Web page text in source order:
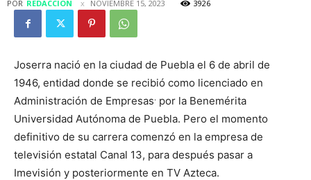
POR REDACCION NOVIEMBRE 15, 2023 3926
Joserra nació en la ciudad de Puebla el 6 de abril de
1946, entidad donde se recibió como licenciado en
Administración de Empresas. por la Benemérita
Universidad Autónoma de Puebla. Pero el momento
definitivo de su carrera comenzó en la empresa de
televisión estatal Canal 13, para después pasar a
Imevisión y posteriormente en TV Azteca.